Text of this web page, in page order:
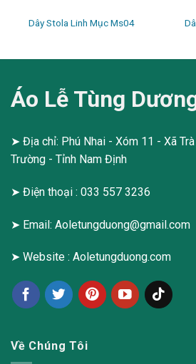
Dây Stola Linh Mục Ms04
Áo Lễ Tùng
➤ Địa chỉ: Phú Nhai - Xóm 11 - Xã
Trường - Tỉnh Nam Định
➤ Điện thoại : 033 557 3236
➤ Email: Aoletungduong@gmail.com
➤ Website : Aoletungduong.com
Về Chúng Tôi